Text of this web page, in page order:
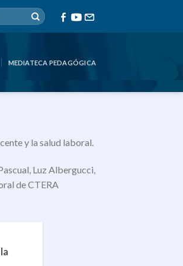
MEDIATECA PEDAGÓGICA
y la salud laboral.
Luz Albergucci,
de CTERA